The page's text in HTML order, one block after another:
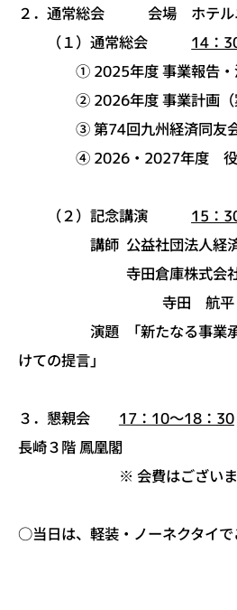
２．通常総会 会場 ホテルニ
（１）通常総会 14：
① 2025年度 事業報告・
② 2026年度 事業計画（案
③ 第74回九州経済同友会
④ 2026・2027年度 役員
（２）記念講演 15：
講師 公益社団法人経済同
寺田倉庫株式会社
寺田 航平
演題 「新たなる事業承継
けての提言」
３．懇親会 17：10～18：30
長崎３階 鳳凰閣
※ 会費はございま
○当日は、軽装・ノーネクタイで